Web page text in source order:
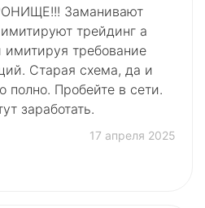
Заманивают
трейдинг а
имитируя требование
Старая схема, да и
полно. Пробейте в сети.
заработать.
17 апреля 2025